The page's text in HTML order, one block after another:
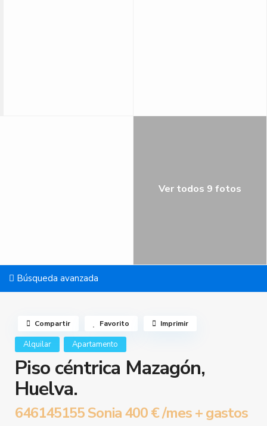
Ver todos 9 fotos
Búsqueda avanzada
Alquilar Apartamento
Piso céntrica Mazagón,
Huelva.
646145155 Sonia400 €/mes + gastos
Compartir Favorito Imprimir